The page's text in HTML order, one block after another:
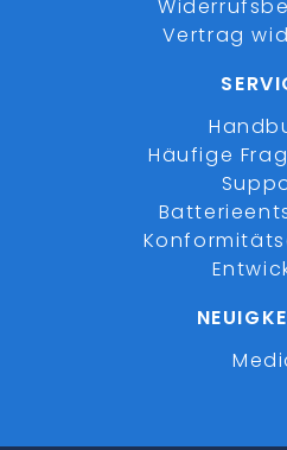
Vertrag
Häufige